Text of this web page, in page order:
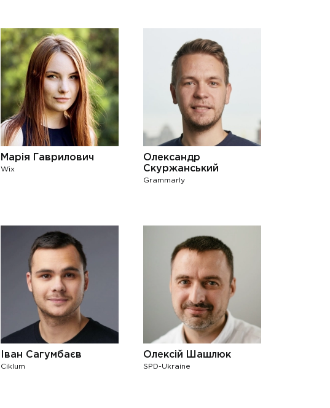
Марія Гаврилович
Wix
Олександр
Скуржанський
Grammarly
Іван Сагумбаєв
Ciklum
Олексій Шашлюк
SPD-Ukraine